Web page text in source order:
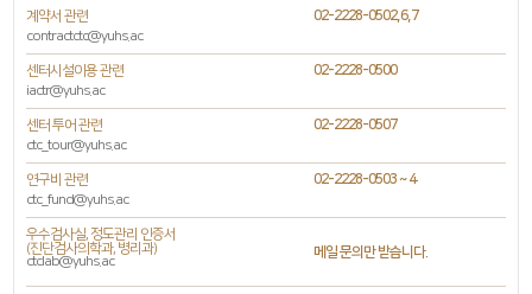
계약서 관련
02-2228-0502,6,7
contractctc@yuhs.ac
센터시설이용 관련
02-2228-0500
iactr@yuhs.ac
센터 투어 관련
02-2228-0507
ctc_tour@yuhs.ac
연구비 관련
02-2228-0503 ~ 4
ctc_fund@yuhs.ac
우수검사실, 정도관리 인증서
(진단검사의학과, 병리과)
메일 문의만 받습니다.
ctclab@yuhs.ac